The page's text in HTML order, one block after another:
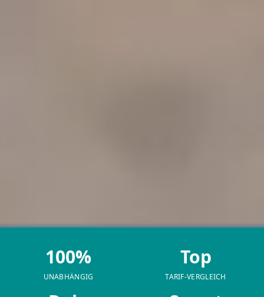
100%
UNABHÄNGIG
Top
TARIF-VERGLEICH